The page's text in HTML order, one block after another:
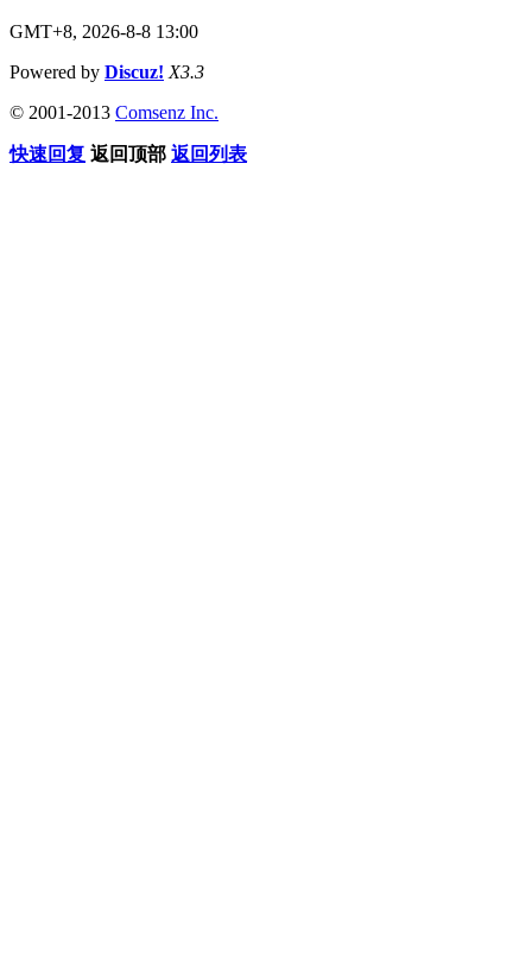
GMT+8, 2026-8-8 13:00
Powered by Discuz! X3.3
© 2001-2013 Comsenz Inc.
快速回复 返回顶部 返回列表